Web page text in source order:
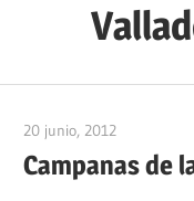
de
la
20 junio, 2012
Campanas de